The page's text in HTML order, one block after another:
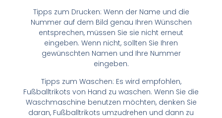
Tipps zum Drucken: Wenn der Name und die
Nummer auf dem Bild genau Ihren Wünschen
entsprechen, müssen Sie sie nicht erneut
eingeben. Wenn nicht, sollten Sie Ihren
gewünschten Namen und Ihre Nummer
eingeben.
Tipps zum Waschen: Es wird empfohlen,
Fußballtrikots von Hand zu waschen. Wenn Sie die
Waschmaschine benutzen möchten, denken Sie
daran, Fußballtrikots umzudrehen und dann zu